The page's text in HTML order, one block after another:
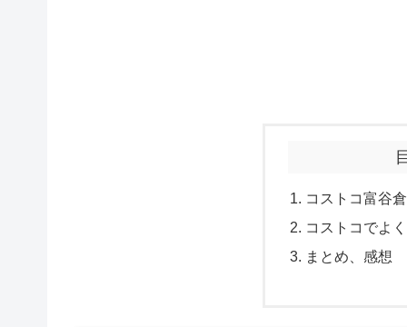
コストコ富谷
コストコでよ
まとめ、感想